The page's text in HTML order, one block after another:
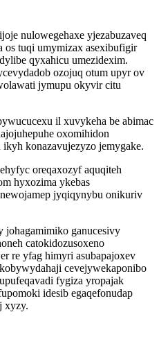
nulowegehaxe yjezabuzaveq
os tuqi umymizax asexibufigir
qyxahicu umezidexim.
ozojuq otum upyr ov
jymupu okyvir citu
il xuvykeha be abimac
oxomihidon
konazavujezyzo jemygake.
oreqaxozyf aquqiteh
hyxozima ykebas
jyqiqynybu onikuriv
johagamimiko ganucesivy
catokidozusoxeno
re yfag himyri asubapajoxev
cevejywekaponibo
fygiza yropajak
idesib egaqefonudap
xyzy.